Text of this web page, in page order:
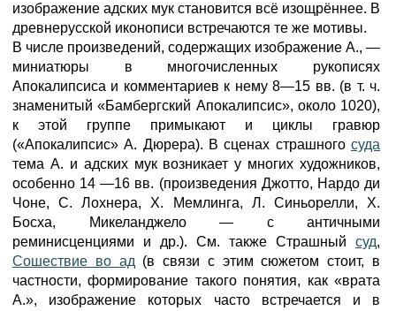
изображение адских мук становится всё изощрённее. В
древнерусской иконописи встречаются те же мотивы.
В числе произведений, содержащих изображение А., —
миниатюры в многочисленных рукописях
Апокалипсиса и комментариев к нему 8—15 вв. (в т. ч.
знаменитый «Бамбергский Апокалипсис», около 1020),
к этой группе примыкают и циклы гравюр
(«Апокалипсис» А. Дюрера). В сценах страшного суда
тема А. и адских мук возникает у многих художников,
особенно 14 —16 вв. (произведения Джотто, Нардо ди
Чоне, С. Лохнера, X. Мемлинга, Л. Синьорелли, X.
Босха, Микеланджело — с античными
реминисценциями и др.). См. также Страшный суд,
Сошествие во ад (в связи с этим сюжетом стоит, в
частности, формирование такого понятия, как «врата
А.», изображение которых часто встречается и в